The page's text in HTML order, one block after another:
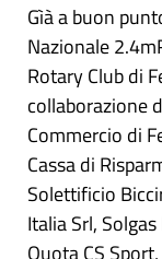
Gìà a buon
Nazionale
Rotary Club di
collaborazione
Commercio di
Cassa di
Solettificio
Italia Srl,
Quota CS